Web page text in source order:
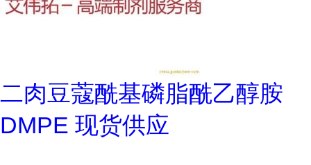
二肉豆蔻酰基磷脂酰乙醇胺
DMPE 现货供应